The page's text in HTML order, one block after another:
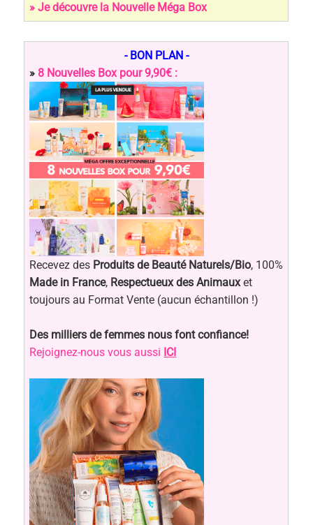
» Je découvre la Nouvelle Méga Box
- BON PLAN -
» 8 Nouvelles Box pour 9,90€ :
Recevez des Produits de Beauté Naturels/Bio, 100%
Made in France, Respectueux des Animauxet
toujours au Format Vente (aucun échantillon !)
Des milliers de femmes nous font confiance!
Rejoignez-nous vous aussi ICI